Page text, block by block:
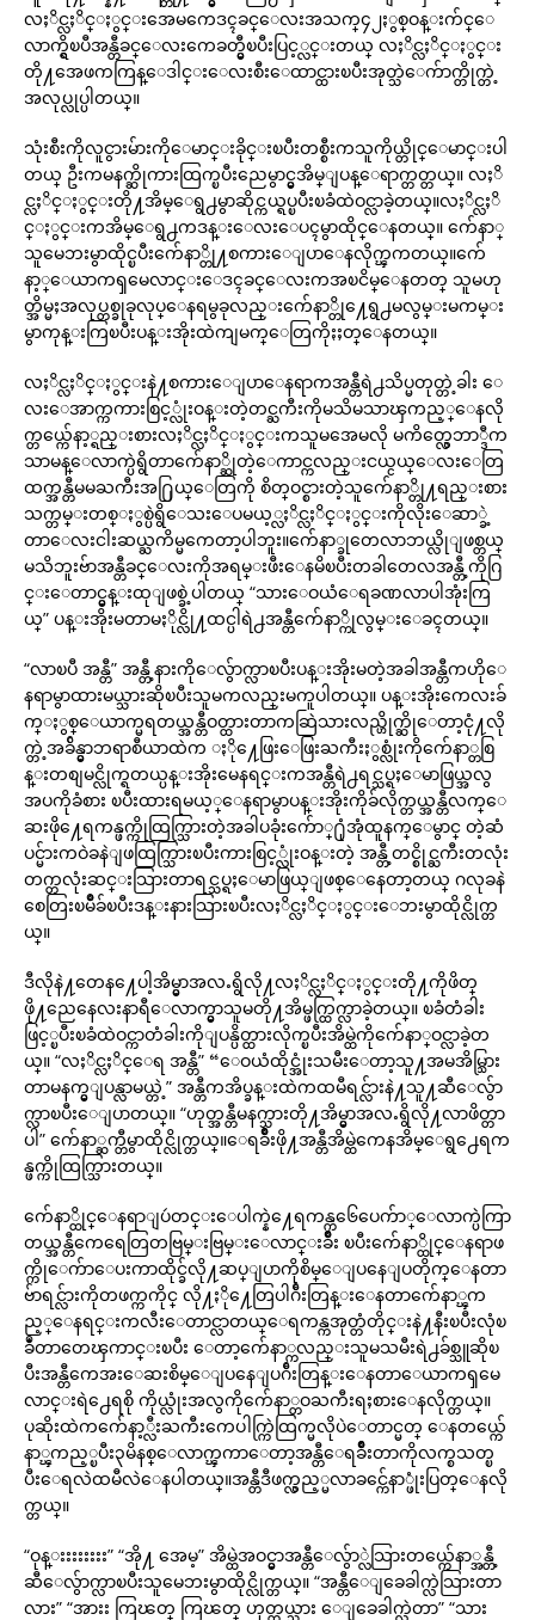
လႈိင္လႈိင္ႏွင္းအေမကေဒၚခင္ေလးအသက္၄၂ႏွစ္ဝန္းက်င္ေ
လာက္ရွိၿပီအန္တီခင္ေလးကေခတ္မွီၿပီးပြင့္လင္းတယ္ လႈိင္လႈိင္ႏွင္း
တို႔အေဖကကြန္ေဒါင္းေလးစီးေထာင္ထားၿပီးအုတ္သဲေက်ာက္တိုက္တဲ့
အလုပ္လုပ္ပါတယ္။
သုံးစီးကိုလူငွားမ်ားကိုေမာင္းခိုင္းၿပီးတစ္စီးကသူကိုယ္တိုင္ေမာင္းပါ
တယ္ ဦးကမနက္ဆိုကားထြက္ၿပီးညေမွာင္မွအိမ္ျပန္ေရာက္တတ္တယ္။ လႈိ
င္လႈိင္ႏွင္းတို႔အိမ္ေရွ႕မွာဆိုင္ကယ္ရပ္ၿပီးၿခံထဲဝင္လာခဲ့တယ္။လႈိင္လႈိ
င္ႏွင္းကအိမ္ေရွ႕ကဒန္းေလးေပၚမွာထိုင္ေနတယ္။ က်ေနာ္
သူမေဘးမွာထိုင္ၿပီးက်ေနာ္တို႔စကားေျပာေနလိုက္ၾကတယ္။က်ေ
နာ့္ေယာကၡမေလာင္းေဒၚခင္ေလးကအၿငိမ္ေနတတ္ သူမဟု
တ္အိမ္မႈအလုပ္တစ္ခုခုလုပ္ေနရမွခုလည္းက်ေနာ္တို႔ေရွ႕မလွမ္းမကမ္း
မွာကုန္းကြၿပီးပန္းအိုးထဲကျမက္ေတြကိုႏႈတ္ေနတယ္။
လႈိင္လႈိင္ႏွင္းနဲ႔စကားေျပာေနရာကအန္တီရဲ႕သိပ္မတုတ္တဲ့ခါး ေ
လးေအာက္ကကားစြင့္လုံးဝန္းတဲ့တင္ႀကီးကိုမသိမသာၾကည့္ေနလို
က္တယ္က်ေနာ့္ရည္းစားလႈိင္လႈိင္ႏွင္းကသူမအေမလို မကိတ္လွေဘာ္ဒီက
သာမန္ေလာက္ပဲရွိတာက်ေနာ္ဆိုတဲ့ေကာင္ကလည္းငယ္ငယ္ေလးေတြ
ထက္အန္တီမမႀကီးအ႐ြယ္ေတြကို စိတ္ဝင္စားတဲ့သူက်ေနာ္တို႔ရည္းစား
သက္တမ္းတစ္ႏွစ္ပဲရွိေသးေပမယ့္လႈိင္လႈိင္ႏွင္းကိုလိုးေဆာ္ခဲ့
တာေလးငါးဆယ္ႀကိမ္မကေတာ့ပါဘူး။က်ေနာ္ခုတေလာဘယ္လိုျဖစ္တယ္
မသိဘူးဗ်ာအန္တီခင္ေလးကိုအရမ္းဖီးေနမိၿပီးတခါတေလအန္တီ့ကိုဂြ
င္းေတာင္မွန္းထုျဖစ္ခဲ့ပါတယ္ “သားေဝယံေရခဏလာပါအုံးကြ
ယ္” ပန္းအိုးမတာမႏိုင္လို႔ထင္ပါရဲ႕အန္တီက်ေနာ္ကိုလွမ္းေခၚတယ္။
“လာၿပီ အန္တီ” အန္တီ့နားကိုေလွ်ာက္လာၿပီးပန္းအိုးမတဲ့အခါအန္တီကဟိုေ
နရာမွာထားမယ္သားဆိုၿပီးသူမကလည္းမကူပါတယ္။ ပန္းအိုးကေလးခ်
က္ႏွစ္ေယာက္မရတယ္အန္တီဝတ္ထားတာကဆြဲသားလည္ဟိုက္ဆိုေတာ့ငုံ႔လို
က္တဲ့အခ်ိန္မွာဘရာစီယာထဲက ႏို႔ေဖြးေဖြးႀကီးႏွစ္လုံးကိုက်ေနာ္တစြ
န္းတစျမင္လိုက္ရတယ္ပန္းအိုးမေနရင္းကအန္တီရဲ႕ရင္သပ္ရႈေမာဖြယ္အလွ
အပကိုခံစား ၿပီးထားရမယ့္ေနရာမွာပန္းအိုးကိုခ်လိုက္တယ္အန္တီလက္ေ
ဆးဖို႔ေရကန္ဖက္ကိုထြက္သြားတဲ့အခါပခုံးေက်ာ္႐ုံအုံထူနက္ေမွာင္ တဲ့ဆံ
ပင္မ်ားကဝဲခနဲျဖထြက္သြားၿပီးကားစြင့္လုံးဝန္းတဲ့ အန္တီ့တင္စိုင္ႀကီးတလုံး
တက္တလုံးဆင္းသြားတာရင္သပ္ရႈေမာဖြယ္ျဖစ္ေနေတာ့တယ္ ဂလုခနဲ
စေတြးၿမိဳခ်ၿပီးဒန္းနားသြားၿပီးလႈိင္လႈိင္ႏွင္းေဘးမွာထိုင္လိုက္တ
ယ္။
ဒီလိုနဲ႔တေန႔ေပါ့အိမ္မွာအလႉရွိလို႔လႈိင္လႈိင္ႏွင္းတို႔ကိုဖိတ္
ဖို႔ညေနေလးနာရီေလာက္မွာသူမတို႔အိမ္ဖက္ထြက္လာခဲ့တယ္။ ၿခံတံခါး
ဖြင့္ၿပီးၿခံထဲဝင္ကာတံခါးကိုျပန္ပိတ္ထားလိုက္ၿပီးအိမ္ထဲကိုက်ေနာ္ဝင္လာခဲ့တ
ယ္။ “လႈိင္လႈိင္ေရ အန္တီ” “ေဝယံထိုင္အုံးသမီးေတာ့သူ႔အမအိမ္သြား
တာမနက္မွျပန္လာမယ္တဲ့” အန္တီကအိပ္ခန္းထဲကထမီရင္လ်ားနဲ႔သူ႔ဆီေလွ်ာ
က္လာၿပီးေျပာတယ္။ “ဟုတ္အန္တီမနက္သားတို႔အိမ္မွာအလႉရွိလို႔လာဖိတ္တာ
ပါ” က်ေနာ္ဆက္တီမွာထိုင္လိုက္တယ္။ေရခ်ိဳးဖို႔အန္တီအိမ္ထဲကေနအိမ္ေရွ႕ေရက
န္ဖက္ကိုထြက္သြားတယ္။
က်ေနာ္ထိုင္ေနရာျပဴတင္းေပါက္နဲ႔ေရကန္က၆ေပေက်ာ္ေလာက္ပဲကြာ
တယ္အန္တီကေရေတြတဗြမ္းဗြမ္းေလာင္းခ်ိဳး ၿပီးက်ေနာ္ထိုင္ေနရာဖ
က္ကိုေက်ာေပးကာထိုင္ခ်လို႔ဆပ္ျပာကိုစိမ္ေျပနေျပတိုက္ေနတာ
ဗ်ာရင္လ်ားကိုတဖက္ကကိုင္ လို႔ႏို႔ေတြပါဂ်ီးတြန္းေနတာက်ေနာ္ၾက
ည့္ေနရင္းကလီးေတာင္လာတယ္ေရကန္ကအုတ္တံတိုင္းနဲ႔နီးၿပီးလုံၿ
ခဳံတာတေၾကာင္းၿပီး ေတာ့က်ေနာ္ကလည္းသူမသမီးရဲ႕ခ်စ္သူဆိုၿ
ပီးအန္တီကေအးေဆးစိမ္ေျပနေျပဂ်ီးတြန္းေနတာေယာကၡမေ
လာင္းရဲ႕ေရစို ကိုယ္လုံးအလွကိုက်ေနာ္တဝႀကီးရႈစားေနလိုက္တယ္။
ပုဆိုးထဲကက်ေနာ့္လီးႀကီးကေပါက္ကြဲထြက္မလိုပဲေတာင္မတ္ ေနတယ္က်ေ
နာ္ၾကည့္ၿပီး၃မိနစ္ေလာက္ၾကာေတာ့အန္တီေရခ်ိဳးတာကိုလက္စသတ္ၿ
ပီးေရလဲထမီလဲေနပါတယ္။အန္တီဒီဖက္လွည့္မလာခင္က်ေနာ္ဖုံးပြတ္ေနလို
က္တယ္။
“ဝုန္းးးးးးးး” “အို႔ အေမ့” အိမ္ထဲအဝင္မွာအန္တီေလွ်ာ္လဲသြားတယ္က်ေနာ္အန္တီ့
ဆီေလွ်ာက္လာၿပီးသူမေဘးမွာထိုင္လိုက္တယ္။ “အန္တီေျခေခါက္လဲသြားတာ
လား” “အားး ကြၽတ္ ကြၽတ္ ဟုတ္တယ္သား ေျခေခါက္လဲတာ” “သား